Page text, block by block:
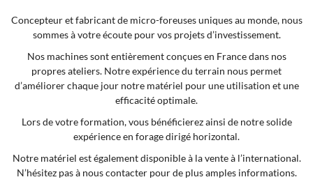
Concepteur et fabricant de micro-foreuses uniques au monde, nous
sommes à votre écoute pour vos projets d’investissement.
Nos machines sont entièrement conçues en France dans nos
propres ateliers. Notre expérience du terrain nous permet
d’améliorer chaque jour notre matériel pour une utilisation et une
efficacité optimale.
Lors de votre formation, vous bénéficierez ainsi de notre solide
expérience en forage dirigé horizontal.
Notre matériel est également disponible à la vente à l’international.
N’hésitez pas à nous contacter pour de plus amples informations.